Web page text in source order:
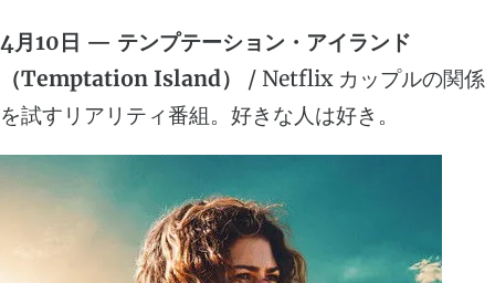
4月10日 — テンプテーション・アイランド
（Temptation Island）
/ Netflix カップルの関係
を試すリアリティ番組。好きな人は好き。